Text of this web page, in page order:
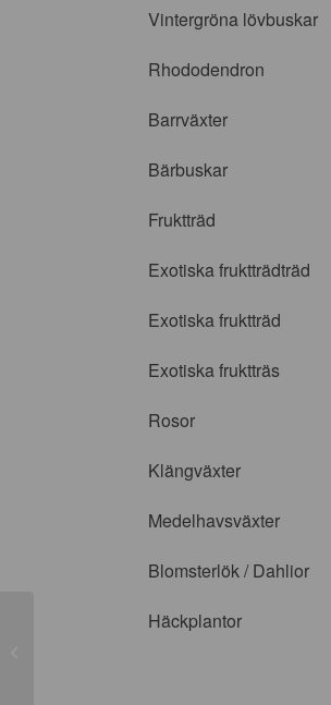
Vintergröna lövbuskar
Rhododendron
Barrväxter
Bärbuskar
Fruktträd
Exotiska fruktträdträd
Exotiska fruktträd
Exotiska fruktträs
Rosor
Klängväxter
Medelhavsväxter
Blomsterlök / Dahlior
Häckplantor